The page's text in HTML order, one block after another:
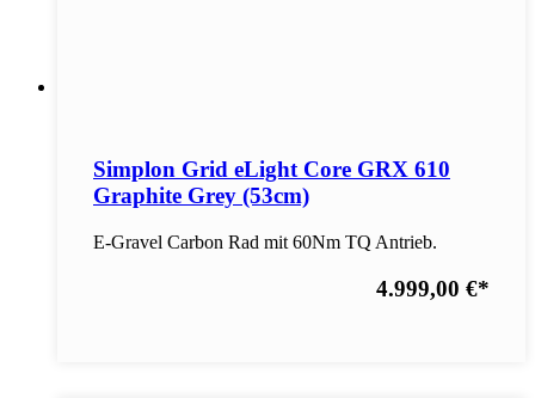
Simplon Grid eLight Core GRX 610
Graphite Grey (53cm)
E-Gravel Carbon Rad mit 60Nm TQ Antrieb.
4.999,00 €*